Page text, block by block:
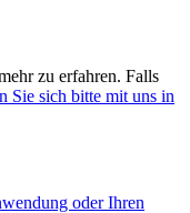
zu erfahren. Falls
Sie sich bitte mit uns in
oder Ihren